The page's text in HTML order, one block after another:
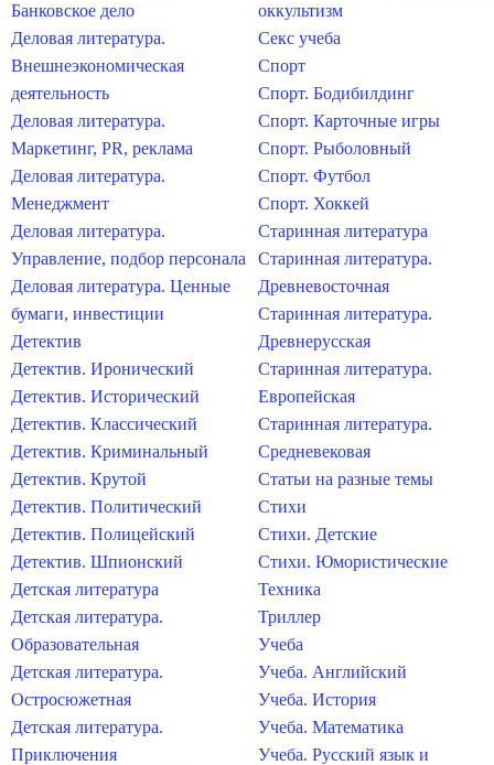
Банковское дело
Деловая литература.
Внешнеэкономическая
деятельность
Деловая литература.
Маркетинг, PR, реклама
Деловая литература.
Менеджмент
Деловая литература.
Управление, подбор персонала
Деловая литература. Ценные
бумаги, инвестиции
Детектив
Детектив. Иронический
Детектив. Исторический
Детектив. Классический
Детектив. Криминальный
Детектив. Крутой
Детектив. Политический
Детектив. Полицейский
Детектив. Шпионский
Детская литература
Детская литература.
Образовательная
Детская литература.
Остросюжетная
Детская литература.
Приключения
оккультизм
Секс учеба
Спорт
Спорт. Бодибилдинг
Спорт. Карточные игры
Спорт. Рыболовный
Спорт. Футбол
Спорт. Хоккей
Старинная литература
Старинная литература.
Древневосточная
Старинная литература.
Древнерусская
Старинная литература.
Европейская
Старинная литература.
Средневековая
Статьи на разные темы
Стихи
Стихи. Детские
Стихи. Юмористические
Техника
Триллер
Учеба
Учеба. Английский
Учеба. История
Учеба. Математика
Учеба. Русский язык и